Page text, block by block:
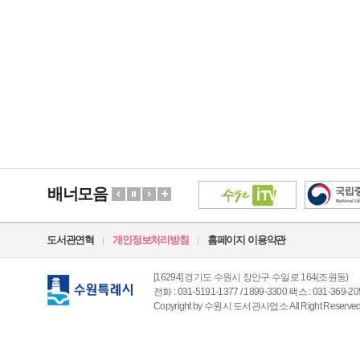
배너모음
도서관연혁 개인정보처리방침 홈페이지 이용약관
[16294] 경기도 수원시 장안구 수일로 164(조원동)
전화 : 031-5191-1377 / 1899-3300 팩스 : 031-369-
Copyright by 수원시 도서관사업소 All Right